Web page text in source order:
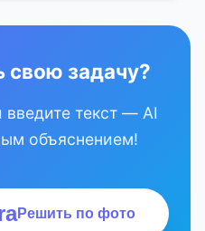
задачу?
введите текст — AI
объяснением!
Решить по фото